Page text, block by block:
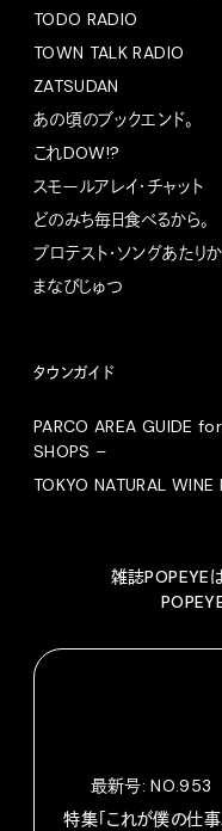
TODO RADIO
TOWN TALK RADIO
ZATSUDAN
あの頃のブックエンド。
これDOW!?
スモールアレイ・チャット
どのみち毎日食べるから。
プロテスト・ソングあたり
まなびじゅつ
タウンガイド
PARCO AREA GUIDE
SHOPS –
TOKYO NATURAL WINE
雑誌POPEYE
最新号: NO.953
特集「これが僕の仕事